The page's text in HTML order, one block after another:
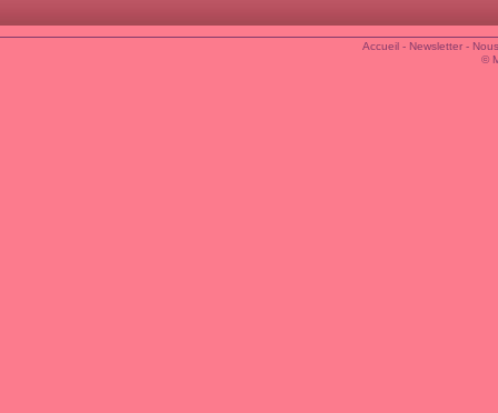
Accueil- Newsletter-
©